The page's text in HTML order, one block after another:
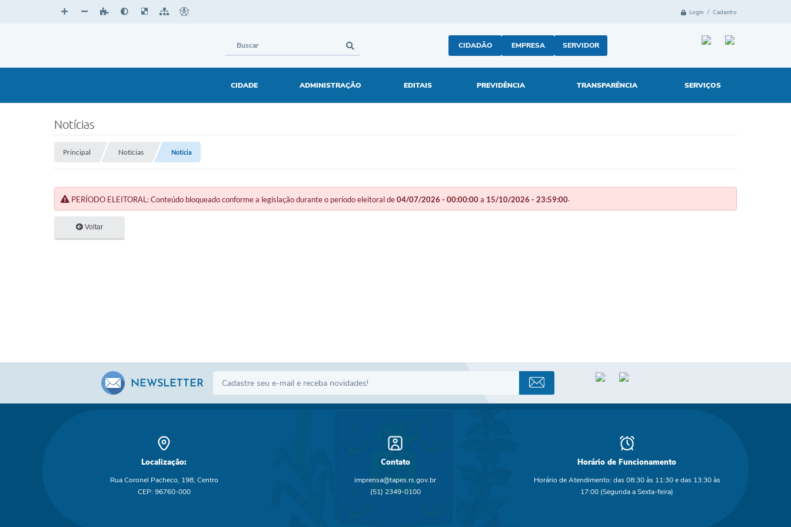
Login / Cadastro
CIDADÃO EMPRESA SERVIDOR
CIDADE ADMINISTRAÇÃO EDITAIS PREVIDÊNCIA TRANSPARÊNCIA SERVIÇOS
Notícias
Principal Notícias Notícia
PERÍODO ELEITORAL: Conteúdo bloqueado conforme a legislação durante o período eleitoral de04/07/2026 - 00:00:00a 15/10/2026 - 23:59:00.
Voltar
NEWSLETTER
Localização:
Rua Coronel Pacheco, 198, Centro
CEP: 96760-000
Contato
imprensa@tapes.rs.gov.br
(51) 2349-0100
Horário de Funcionamento
Horário de Atendimento: das 08:30 às 11:30 e das 13:30 às
17:00 (Segunda a Sexta-feira)